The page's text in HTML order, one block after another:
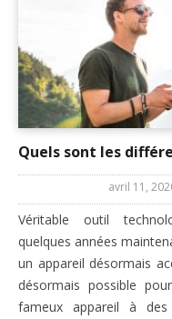
Quels sont les
avril 11,
Véritable outil
quelques années
un appareil désormais
désormais possible
fameux appareil à